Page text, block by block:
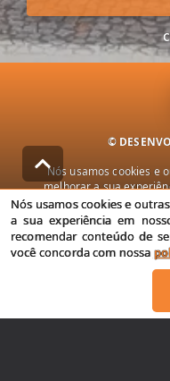
©
Nós usamos cookies e
melhorar a sua
publicidade e
nossos serviços, você
Política de
Nós usamos cookies e
a sua experiência em
recomendar conteúdo de
você concorda com nossa